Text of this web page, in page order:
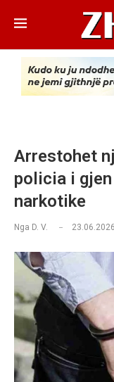
Arrestohet
policia i
narkotike
Nga D. V.